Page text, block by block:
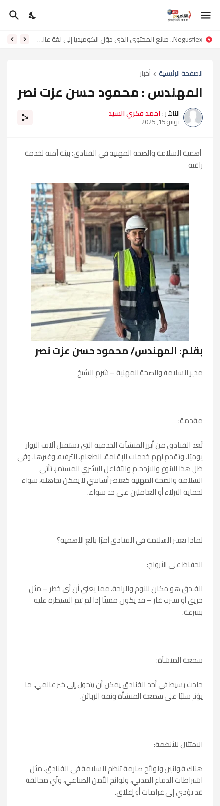
Negusflex.. صانع المحتوى الذي حوّل الكوميديا إلى لغة عالمية
الصفحة الرئيسية أخبار
المهندس : محمود حسن عزت نصر
الناشر :احمد فكري السيد
يونيو 15, 2025
أهمية السلامة والصحة المهنية في الفنادق: بيئة آمنة لخدمة
راقية
بقلم: المهندس/ محمود حسن عزت نصر
مدير السلامة والصحة المهنية – شرم الشيخ
مقدمة:
تُعد الفنادق من أبرز المنشآت الخدمية التي تستقبل آلاف الزوار
يوميًا، وتقدم لهم خدمات الإقامة، الطعام، الترفيه، وغيرها. وفي
ظل هذا التنوع والازدحام والتفاعل البشري المستمر، تأتي
السلامة والصحة المهنية كعنصر أساسي لا يمكن تجاهله، سواء
لحماية النزلاء أو العاملين على حد سواء.
لماذا تعتبر السلامة في الفنادق أمرًا بالغ الأهمية؟
الحفاظ على الأرواح:
الفندق هو مكان للنوم والراحة، مما يعني أن أي خطر – مثل
حريق أو تسرب غاز – قد يكون مميتًا إذا لم تتم السيطرة عليه
بسرعة.
سمعة المنشأة:
حادث بسيط في أحد الفنادق يمكن أن يتحول إلى خبر عالمي، ما
يؤثر سلبًا على سمعة المنشأة وثقة الزبائن.
الامتثال للأنظمة:
هناك قوانين ولوائح صارمة تنظم السلامة في الفنادق، مثل
اشتراطات الدفاع المدني، ولوائح الأمن الصناعي، وأي مخالفة
قد تؤدي إلى غرامات أو إغلاق.